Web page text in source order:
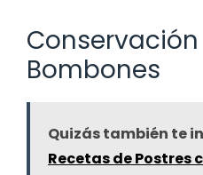
Bombones
Quizás también te
Recetas de Postres